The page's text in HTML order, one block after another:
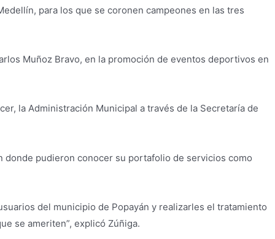
para los que se coronen campeones en las tres
Muñoz Bravo, en la promoción de eventos deportivos en
la Administración Municipal a través de la Secretaría de
donde pudieron conocer su portafolio de servicios como
del municipio de Popayán y realizarles el tratamiento
se ameriten”, explicó Zúñiga.